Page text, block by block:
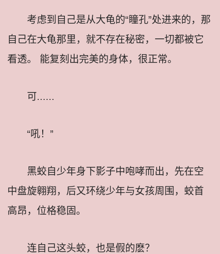
考虑到自己是从大龟的“瞳孔”处进来的，那
自己在大龟那里，就不存在秘密，一切都被它
看透。 能复刻出完美的身体，很正常。
可......
“吼！”
黑蛟自少年身下影子中咆哮而出，先在空
中盘旋翱翔，后又环绕少年与女孩周围，蛟首
高昂，位格稳固。
连自己这头蛟，也是假的麽？